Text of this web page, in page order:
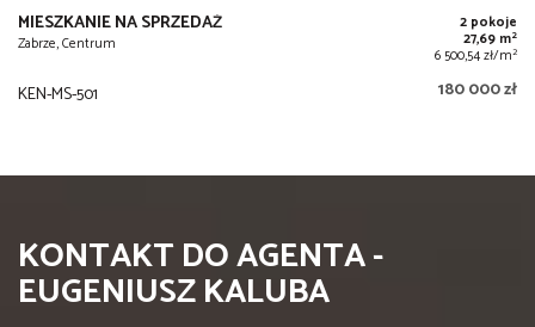
MIESZKANIE NA SPRZEDAŻ
Zabrze, Centrum
2 pokoje
27,69 m2
6 500,54 zł/m2
KEN-MS-501 180 000 zł
KONTAKT DO AGENTA -
EUGENIUSZ KALUBA